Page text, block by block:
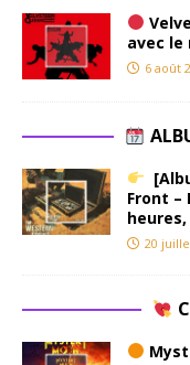
avec le
6 août
Front –
20